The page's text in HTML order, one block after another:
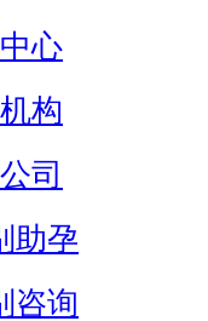
心
构
司
助孕
咨询